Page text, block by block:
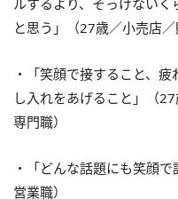
ルするより、そっけない
と思う」（27歳／小売店／
・「笑顔で接すること、
し入れをあげること」（
専門職）
・「どんな話題にも笑顔
営業職）